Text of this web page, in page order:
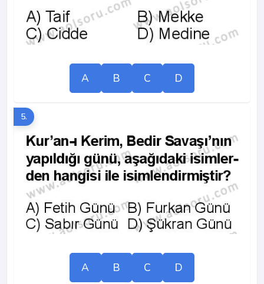
A B C D
5.
A B C D